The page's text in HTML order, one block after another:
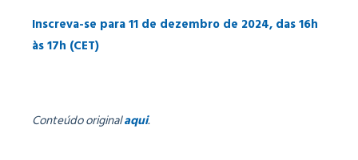
Inscreva-se para 11 de dezembro de 2024, das 16h
às 17h (CET)
Conteúdo originalaqui.